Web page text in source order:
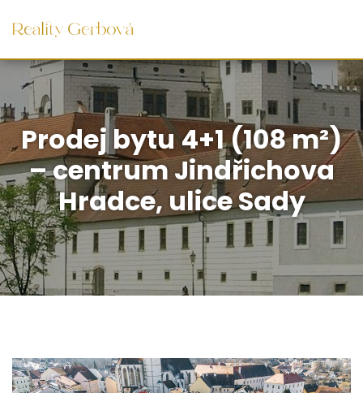
Prodej bytu 4+1 (108 m²)
– centrum Jindřichova
Hradce, ulice Sady